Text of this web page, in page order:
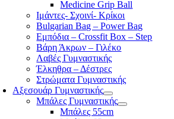
Medicine Grip Ball
Ιμάντες- Σχοινί- Κρίκοι
Bulgarian Bag – Power Bag
Εμπόδια – Crossfit Box – Step
Βάρη Άκρων – Γιλέκο
Λαβές Γυμναστικής
Έλκηθρα – Δέστρες
Στρώματα Γυμναστικής
Αξεσουάρ Γυμναστικής
Μπάλες Γυμναστικής
Μπάλες 55cm